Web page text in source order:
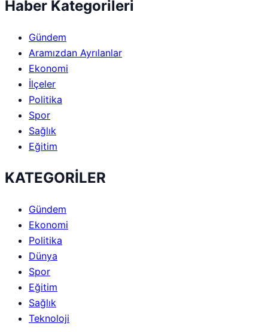
Haber Kategorileri
Gündem
Aramızdan Ayrılanlar
Ekonomi
İlçeler
Politika
Spor
Sağlık
Eğitim
KATEGORİLER
Gündem
Ekonomi
Politika
Dünya
Spor
Eğitim
Sağlık
Teknoloji